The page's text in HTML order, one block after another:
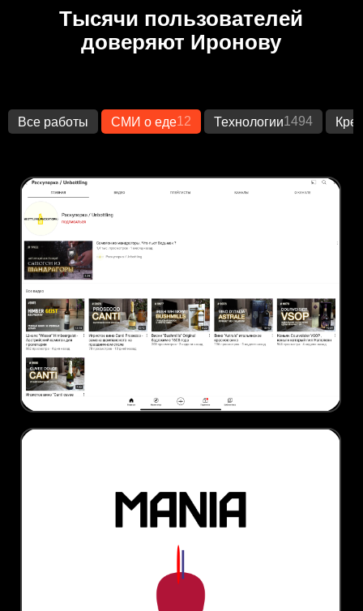
Тысячи пользователей
доверяют Иронову
Все работы СМИ о еде12 Технологии1494